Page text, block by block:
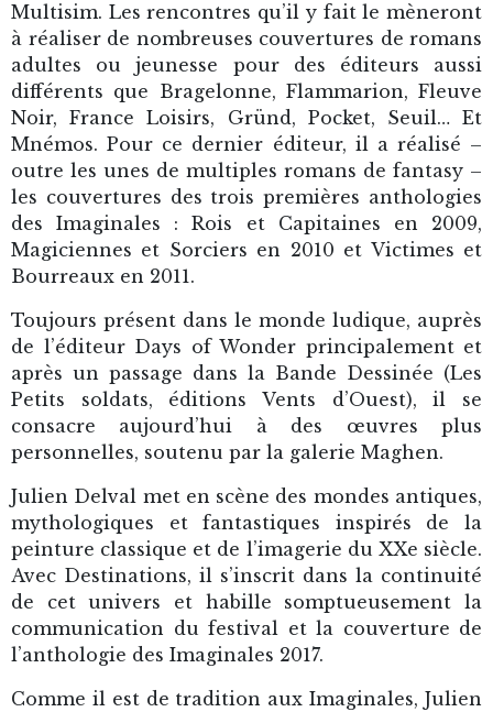
Multisim. Les rencontres qu’il y fait le mèneront
à réaliser de nombreuses couvertures de romans
adultes ou jeunesse pour des éditeurs aussi
différents que Bragelonne, Flammarion, Fleuve
Noir, France Loisirs, Gründ, Pocket, Seuil… Et
Mnémos. Pour ce dernier éditeur, il a réalisé –
outre les unes de multiples romans de fantasy –
les couvertures des trois premières anthologies
des Imaginales : Rois et Capitaines en 2009,
Magiciennes et Sorciers en 2010 et Victimes et
Bourreaux en 2011.
Toujours présent dans le monde ludique, auprès
de l’éditeur Days of Wonder principalement et
après un passage dans la Bande Dessinée (Les
Petits soldats, éditions Vents d’Ouest), il se
consacre aujourd’hui à des œuvres plus
personnelles, soutenu par la galerie Maghen.
Julien Delval met en scène des mondes antiques,
mythologiques et fantastiques inspirés de la
peinture classique et de l’imagerie du XXe siècle.
Avec Destinations, il s’inscrit dans la continuité
de cet univers et habille somptueusement la
communication du festival et la couverture de
l’anthologie des Imaginales 2017.
Comme il est de tradition aux Imaginales, Julien